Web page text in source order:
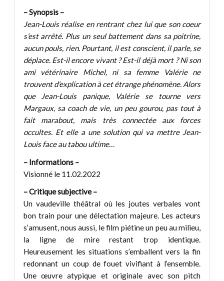
– Synopsis –
Jean-Louis réalise en rentrant chez lui que son coeur
s’est arrêté. Plus un seul battement dans sa poitrine,
aucun pouls, rien. Pourtant, il est conscient, il parle, se
déplace. Est-il encore vivant ? Est-il déjà mort ? Ni son
ami vétérinaire Michel, ni sa femme Valérie ne
trouvent d’explication à cet étrange phénomène. Alors
que Jean-Louis panique, Valérie se tourne vers
Margaux, sa coach de vie, un peu gourou, pas tout à
fait marabout, mais très connectée aux forces
occultes. Et elle a une solution qui va mettre Jean-
Louis face au tabou ultime…
– Informations –
Visionné le 11.02.2022
– Critique subjective –
Un vaudeville théâtral où les joutes verbales vont
bon train pour une délectation majeure. Les acteurs
s’amusent, nous aussi, le film piétine un peu au milieu,
la ligne de mire restant trop identique.
Heureusement les situations s’emballent vers la fin
redonnant un coup de fouet vivifiant à l’ensemble.
Une œuvre atypique et originale avec son pitch